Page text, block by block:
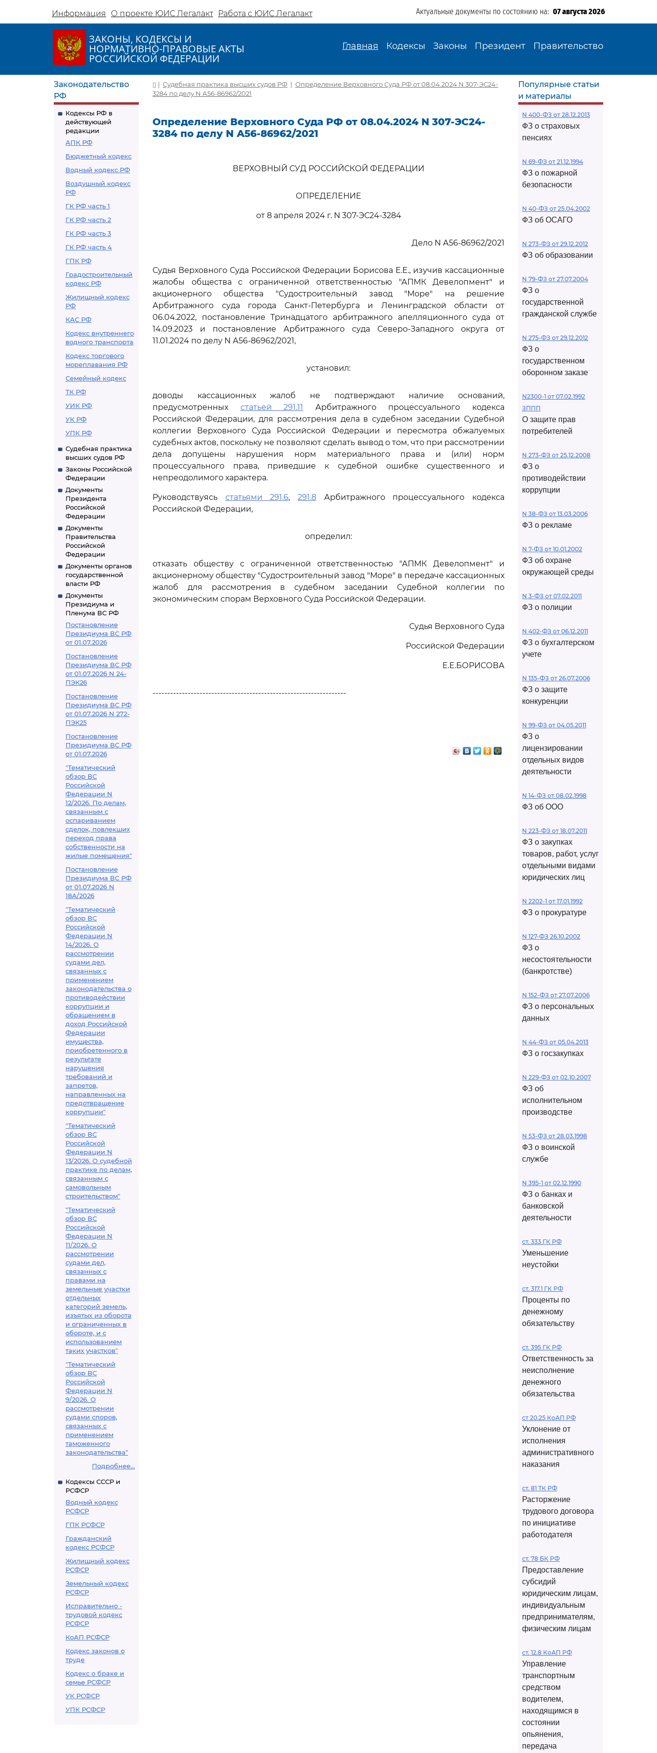
Информация О проекте ЮИС Легалакт Работа с ЮИС Легалакт Актуальные документы по состоянию на: 07 августа 2026
ЗАКОНЫ, КОДЕКСЫ И
НОРМАТИВНО-ПРАВОВЫЕ АКТЫ
РОССИЙСКОЙ ФЕДЕРАЦИИ
Главная Кодексы Законы Президент Правительство
Законодательство
РФ
Кодексы РФ в
действующей
редакции
АПК РФ
Бюджетный кодекс
Водный кодекс РФ
Воздушный кодекс
РФ
ГК РФ часть 1
ГК РФ часть 2
ГК РФ часть 3
ГК РФ часть 4
ГПК РФ
Градостроительный
кодекс РФ
Жилищный кодекс
РФ
КАС РФ
Кодекс внутреннего
водного транспорта
Кодекс торгового
мореплавания РФ
Семейный кодекс
ТК РФ
УИК РФ
УК РФ
УПК РФ
Судебная практика
высших судов РФ
Законы Российской
Федерации
Документы
Президента
Российской
Федерации
Документы
Правительства
Российской
Федерации
Документы органов
государственной
власти РФ
Документы
Президиума и
Пленума ВС РФ
Постановление
Президиума ВС РФ
от 01.07.2026
Постановление
Президиума ВС РФ
от 01.07.2026 N 24-
ПЭК26
Постановление
Президиума ВС РФ
от 01.07.2026 N 272-
ПЭК25
Постановление
Президиума ВС РФ
от 01.07.2026
"Тематический
обзор ВС
Российской
Федерации N
12/2026. По делам,
связанным с
оспариванием
сделок, повлекших
переход права
собственности на
жилые помещения"
Постановление
Президиума ВС РФ
от 01.07.2026 N
18А/2026
"Тематический
обзор ВС
Российской
Федерации N
14/2026. О
рассмотрении
судами дел,
связанных с
применением
законодательства о
противодействии
коррупции и
обращением в
доход Российской
Федерации
имущества,
приобретенного в
результате
нарушения
требований и
запретов,
направленных на
предотвращение
коррупции"
"Тематический
обзор ВС
Российской
Федерации N
13/2026. О судебной
практике по делам,
связанным с
самовольным
строительством"
"Тематический
обзор ВС
Российской
Федерации N
11/2026. О
рассмотрении
судами дел,
связанных с
правами на
земельные участки
отдельных
категорий земель,
изъятых из оборота
и ограниченных в
обороте, и с
использованием
таких участков"
"Тематический
обзор ВС
Российской
Федерации N
9/2026. О
рассмотрении
судами споров,
связанных с
применением
таможенного
законодательства"
Подробнее...
Кодексы СССР и
РСФСР
Водный кодекс
РСФСР
ГПК РСФСР
Гражданский
кодекс РСФСР
Жилищный кодекс
РСФСР
Земельный кодекс
РСФСР
Исправительно -
трудовой кодекс
РСФСР
КоАП РСФСР
Кодекс законов о
труде
Кодекс о браке и
семье РСФСР
УК РСФСР
УПК РСФСР
| Судебная практика высших судов РФ | Определение Верховного Суда РФ от 08.04.2024 N 307-ЭС24-
3284 по делу N А56-86962/2021
Определение Верховного Суда РФ от 08.04.2024 N 307-ЭС24-
3284 по делу N А56-86962/2021
ВЕРХОВНЫЙ СУД РОССИЙСКОЙ ФЕДЕРАЦИИ
ОПРЕДЕЛЕНИЕ
от 8 апреля 2024 г. N 307-ЭС24-3284
Дело N А56-86962/2021
Судья Верховного Суда Российской Федерации Борисова Е.Е., изучив кассационные
жалобы общества с ограниченной ответственностью "АПМК Девелопмент" и
акционерного общества "Судостроительный завод "Море" на решение
Арбитражного суда города Санкт-Петербурга и Ленинградской области от
06.04.2022, постановление Тринадцатого арбитражного апелляционного суда от
14.09.2023 и постановление Арбитражного суда Северо-Западного округа от
11.01.2024 по делу N А56-86962/2021,
установил:
доводы кассационных жалоб не подтверждают наличие оснований,
предусмотренных статьей 291.11
Арбитражного процессуального кодекса
Российской Федерации, для рассмотрения дела в судебном заседании Судебной
коллегии Верховного Суда Российской Федерации и пересмотра обжалуемых
судебных актов, поскольку не позволяют сделать вывод о том, что при рассмотрении
дела допущены нарушения норм материального права и (или) норм
процессуального права, приведшие к судебной ошибке существенного и
непреодолимого характера.
Руководствуясь статьями 291.6,291.8 Арбитражного процессуального кодекса
Российской Федерации,
определил:
отказать обществу с ограниченной ответственностью "АПМК Девелопмент" и
акционерному обществу "Судостроительный завод "Море" в передаче кассационных
жалоб для рассмотрения в судебном заседании Судебной коллегии по
экономическим спорам Верховного Суда Российской Федерации.
Судья Верховного Суда
Российской Федерации
Е.Е.БОРИСОВА
------------------------------------------------------------------
Популярные статьи
и материалы
N 400-ФЗ от 28.12.2013
ФЗ о страховых
пенсиях
N 69-ФЗ от 21.12.1994
ФЗ о пожарной
безопасности
N 40-ФЗ от 25.04.2002
ФЗ об ОСАГО
N 273-ФЗ от 29.12.2012
ФЗ об образовании
N 79-ФЗ от 27.07.2004
ФЗ о
государственной
гражданской службе
N 275-ФЗ от 29.12.2012
ФЗ о
государственном
оборонном заказе
N2300-1 от 07.02.1992
ЗППП
О защите прав
потребителей
N 273-ФЗ от 25.12.2008
ФЗ о
противодействии
коррупции
N 38-ФЗ от 13.03.2006
ФЗ о рекламе
N 7-ФЗ от 10.01.2002
ФЗ об охране
окружающей среды
N 3-ФЗ от 07.02.2011
ФЗ о полиции
N 402-ФЗ от 06.12.2011
ФЗ о бухгалтерском
учете
N 135-ФЗ от 26.07.2006
ФЗ о защите
конкуренции
N 99-ФЗ от 04.05.2011
ФЗ о
лицензировании
отдельных видов
деятельности
N 14-ФЗ от 08.02.1998
ФЗ об ООО
N 223-ФЗ от 18.07.2011
ФЗ о закупках
товаров, работ, услуг
отдельными видами
юридических лиц
N 2202-1 от 17.01.1992
ФЗ о прокуратуре
N 127-ФЗ 26.10.2002
ФЗ о
несостоятельности
(банкротстве)
N 152-ФЗ от 27.07.2006
ФЗ о персональных
данных
N 44-ФЗ от 05.04.2013
ФЗ о госзакупках
N 229-ФЗ от 02.10.2007
ФЗ об
исполнительном
производстве
N 53-ФЗ от 28.03.1998
ФЗ о воинской
службе
N 395-1 от 02.12.1990
ФЗ о банках и
банковской
деятельности
ст. 333 ГК РФ
Уменьшение
неустойки
ст. 317.1 ГК РФ
Проценты по
денежному
обязательству
ст. 395 ГК РФ
Ответственность за
неисполнение
денежного
обязательства
ст 20.25 КоАП РФ
Уклонение от
исполнения
административного
наказания
ст. 81 ТК РФ
Расторжение
трудового договора
по инициативе
работодателя
ст. 78 БК РФ
Предоставление
субсидий
юридическим лицам,
индивидуальным
предпринимателям,
физическим лицам
ст. 12.8 КоАП РФ
Управление
транспортным
средством
водителем,
находящимся в
состоянии
опьянения,
передача